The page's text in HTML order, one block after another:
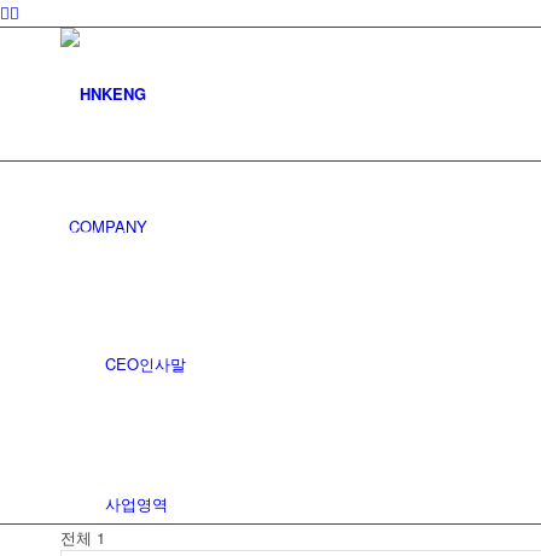
COMPANY
CEO인사말
사업영역
공지사항
전체 1